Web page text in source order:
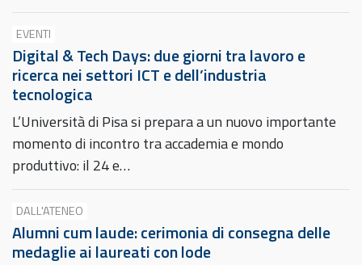
EVENTI
Digital & Tech Days: due giorni tra lavoro e
ricerca nei settori ICT e dell’industria
tecnologica
L’Università di Pisa si prepara a un nuovo importante
momento di incontro tra accademia e mondo
produttivo: il 24 e…
DALL'ATENEO
Alumni cum laude: cerimonia di consegna delle
medaglie ai laureati con lode